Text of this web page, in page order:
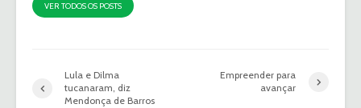
VER TODOS OS POSTS
Lula e Dilma
tucanaram, diz
Mendonça de Barros
Empreender para
avançar